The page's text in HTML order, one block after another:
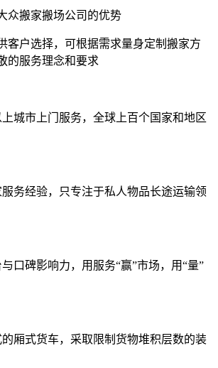
众搬家搬场公司的优势
客户选择，可根据需求量身定制搬家方
的服务理念和要求
城市上门服务，全球上百个国家和地区
务经验，只专注于私人物品长途运输领
口碑影响力，用服务“赢”市场，用“量”
厢式货车，采取限制货物堆积层数的装